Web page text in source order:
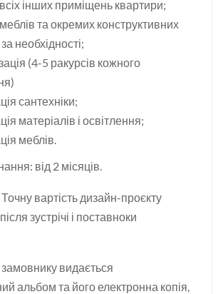
інших приміщень квартири;
та окремих конструктивних
необхідності;
(4-5 ракурсів кожного
сантехніки;
матеріалів і освітлення;
меблів.
від 2 місяців.
Точну вартість дизайн-проєкту
зустрічі і поставноки
замовнику видається
альбом та його електронна копія,